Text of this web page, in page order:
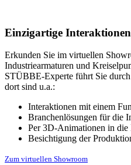
Einzigartige
Erkunden Sie im virtuellen
Industriearmaturen und
STÜBBE-Experte führt Sie
dort sind u.a.:
Interaktionen mit einem
Branchenlösungen für die
Per 3D-Animationen in die
Besichtigung der
Zum virtuellen Showroom